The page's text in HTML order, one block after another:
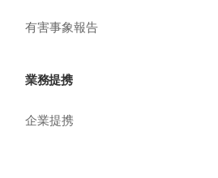
有害事象報告
業務提携
企業提携